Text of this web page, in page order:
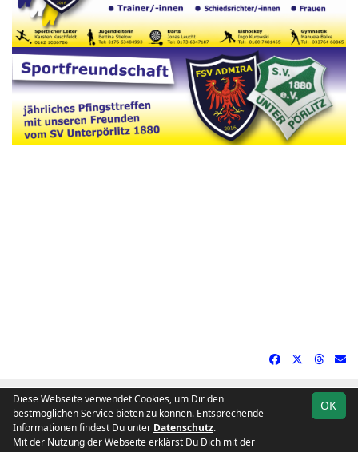
soccero.de
© 2006 - 2026
Kontakt Impressum Downloads Geburtstage
Besucherstatistik
OK
Diese Webseite verwendet Cookies, um Dir den
bestmöglichen Service bieten zu können. Entsprechende
Informationen findest Du unter Datenschutz.
Mit der Nutzung der Webseite erklärst Du Dich mit der